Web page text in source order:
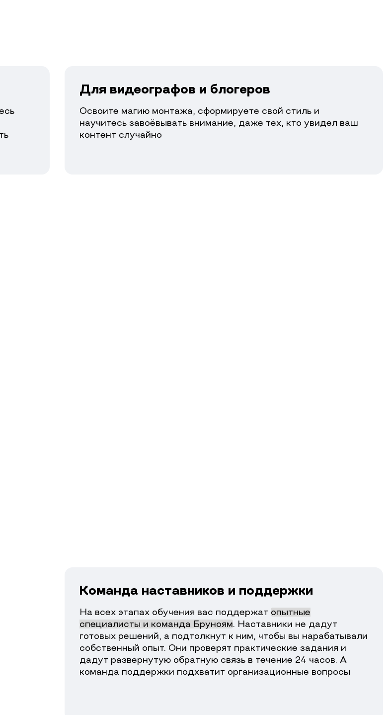
Для видеографов и блогеров
Освоите магию монтажа, сформируете свой стиль и
научитесь завоёвывать внимание, даже тех, кто увидел ваш
контент случайно
Команда наставников и поддержки
На всех этапах обучения вас поддержат опытные
специалисты и команда Бруноям. Наставники не дадут
готовых решений, а подтолкнут к ним, чтобы вы нарабатывали
собственный опыт. Они проверят практические задания и
дадут развернутую обратную связь в течение 24 часов. А
команда поддержки подхватит организационные вопросы